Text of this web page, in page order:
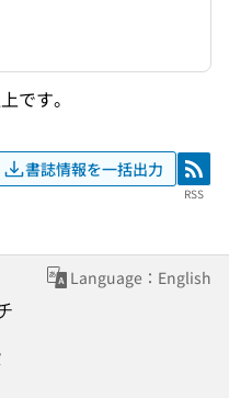
です。
書誌情報を一括出力 RSS
RSS
Language：English